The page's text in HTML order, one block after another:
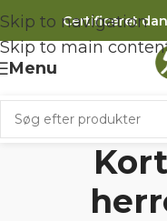
Skip to navigation
Skip to main
Certificeret
Menu